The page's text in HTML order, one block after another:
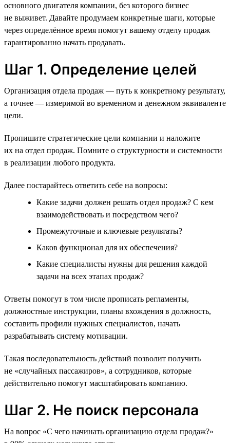
основного двигателя компании, без которого бизнес
не выживет. Давайте продумаем конкретные шаги, которые
через определённое время помогут вашему отделу продаж
гарантированно начать продавать.
Шаг 1. Определение целей
Организация отдела продаж — путь к конкретному результату,
а точнее — измеримой во временном и денежном эквиваленте
цели.
Пропишите стратегические цели компании и наложите
их на отдел продаж. Помните о структурности и системности
в реализации любого продукта.
Далее постарайтесь ответить себе на вопросы:
Какие задачи должен решать отдел продаж? С кем
взаимодействовать и посредством чего?
Промежуточные и ключевые результаты?
Каков функционал для их обеспечения?
Какие специалисты нужны для решения каждой
задачи на всех этапах продаж?
Ответы помогут в том числе прописать регламенты,
должностные инструкции, планы вхождения в должность,
составить профили нужных специалистов, начать
разрабатывать систему мотивации.
Такая последовательность действий позволит получить
не «случайных пассажиров», а сотрудников, которые
действительно помогут масштабировать компанию.
Шаг 2. Не поиск персонала
На вопрос «С чего начинать организацию отдела продаж?»